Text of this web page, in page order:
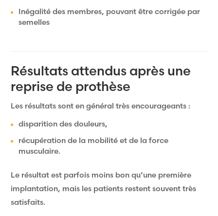
Inégalité des membres, pouvant être corrigée par
semelles
Résultats attendus après une
reprise de prothèse
Les résultats sont en général très encourageants :
disparition des douleurs,
récupération de la mobilité et de la force
musculaire.
Le résultat est parfois moins bon qu’une première
implantation, mais les patients restent souvent très
satisfaits.